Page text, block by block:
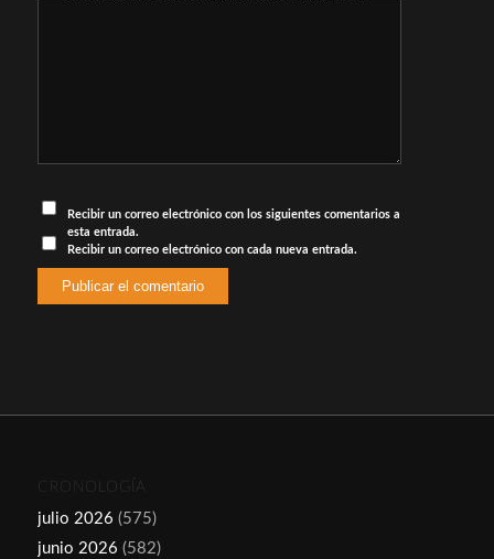
Recibir un correo electrónico con los siguientes comentarios a
esta entrada.
Recibir un correo electrónico con cada nueva entrada.
CRONOLOGÍA
julio 2026 (575)
junio 2026 (582)